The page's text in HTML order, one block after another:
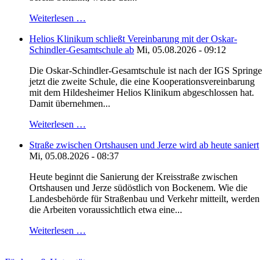
Weiterlesen …
Helios Klinikum schließt Vereinbarung mit der Oskar-
Schindler-Gesamtschule ab Mi, 05.08.2026 - 09:12
Die Oskar-Schindler-Gesamtschule ist nach der IGS Springe
jetzt die zweite Schule, die eine Kooperationsvereinbarung
mit dem Hildesheimer Helios Klinikum abgeschlossen hat.
Damit übernehmen...
Weiterlesen …
Straße zwischen Ortshausen und Jerze wird ab heute saniert
Mi, 05.08.2026 - 08:37
Heute beginnt die Sanierung der Kreisstraße zwischen
Ortshausen und Jerze südöstlich von Bockenem. Wie die
Landesbehörde für Straßenbau und Verkehr mitteilt, werden
die Arbeiten voraussichtlich etwa eine...
Weiterlesen …